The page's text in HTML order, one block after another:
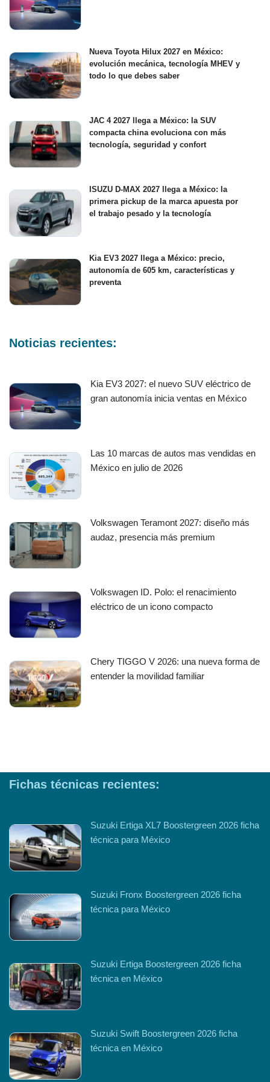
Nueva Toyota Hilux 2027 en México:
evolución mecánica, tecnología MHEV y
todo lo que debes saber
JAC 4 2027 llega a México: la SUV
compacta china evoluciona con más
tecnología, seguridad y confort
ISUZU D-MAX 2027 llega a México: la
primera pickup de la marca apuesta por
el trabajo pesado y la tecnología
Kia EV3 2027 llega a México: precio,
autonomía de 605 km, características y
preventa
Noticias recientes:
Kia EV3 2027: el nuevo SUV eléctrico de
gran autonomía inicia ventas en México
Las 10 marcas de autos mas vendidas en
México en julio de 2026
Volkswagen Teramont 2027: diseño más
audaz, presencia más premium
Volkswagen ID. Polo: el renacimiento
eléctrico de un icono compacto
Chery TIGGO V 2026: una nueva forma de
entender la movilidad familiar
Fichas técnicas recientes:
Suzuki Ertiga XL7 Boostergreen 2026 ficha
técnica para México
Suzuki Fronx Boostergreen 2026 ficha
técnica para México
Suzuki Ertiga Boostergreen 2026 ficha
técnica en México
Suzuki Swift Boostergreen 2026 ficha
técnica en México